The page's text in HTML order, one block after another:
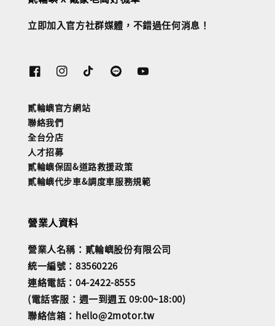
立即加入官方社群媒體，不錯過任何消息！
貳輪嶼官方網站
聯絡我們
全台分店
人才招募
貳輪嶼保固&道路救援政策
貳輪嶼代步車&調度車服務規範
營業人資料
營業人名稱：貳輪嶼股份有限公司
統一編號：83560226
連絡電話：04-2422-8555
(電話客服：週一到週五 09:00~18:00)
聯絡信箱：hello@2motor.tw